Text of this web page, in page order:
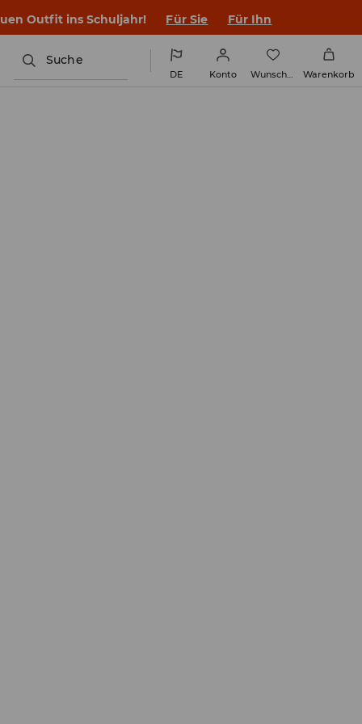
Outfit ins Schuljahr! Für Sie Für Ihn
Suche
DE Konto Wunschliste Warenkorb